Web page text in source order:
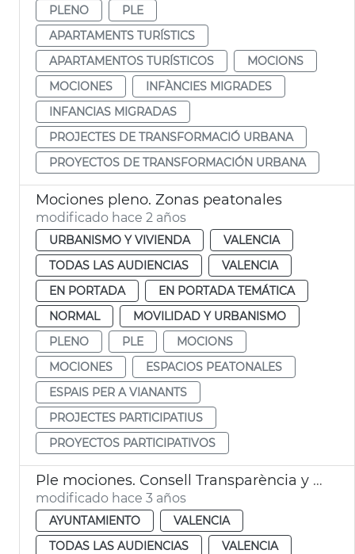
PLENO
PLE
APARTAMENTS TURÍSTICS
APARTAMENTOS TURÍSTICOS
MOCIONS
MOCIONES
INFÀNCIES MIGRADES
INFANCIAS MIGRADAS
PROJECTES DE TRANSFORMACIÓ URBANA
PROYECTOS DE TRANSFORMACIÓN URBANA
Mociones pleno. Zonas peatonales
modificado hace 2 años
URBANISMO Y VIVIENDA
VALENCIA
TODAS LAS AUDIENCIAS
VALENCIA
EN PORTADA
EN PORTADA TEMÁTICA
NORMAL
MOVILIDAD Y URBANISMO
PLENO
PLE
MOCIONS
MOCIONES
ESPACIOS PEATONALES
ESPAIS PER A VIANANTS
PROJECTES PARTICIPATIUS
PROYECTOS PARTICIPATIVOS
Ple mociones. Consell Transparència y violencia género
modificado hace 3 años
AYUNTAMIENTO
VALENCIA
TODAS LAS AUDIENCIAS
VALENCIA